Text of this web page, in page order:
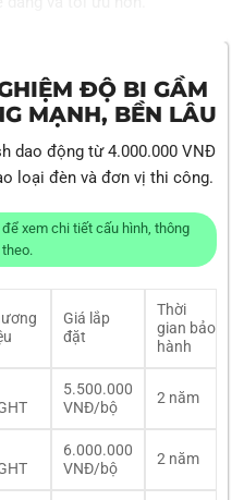
ĐỘ BI GẦM
MẠNH, BỀN LÂU
dao động từ 4.000.000 VNĐ
loại đèn và đơn vị thi công.
xem chi tiết cấu hình, thông
Giá lắp
đặt
Thời
gian bảo
hành
5.500.000
VNĐ/bộ
2 năm
6.000.000
VNĐ/bộ
2 năm